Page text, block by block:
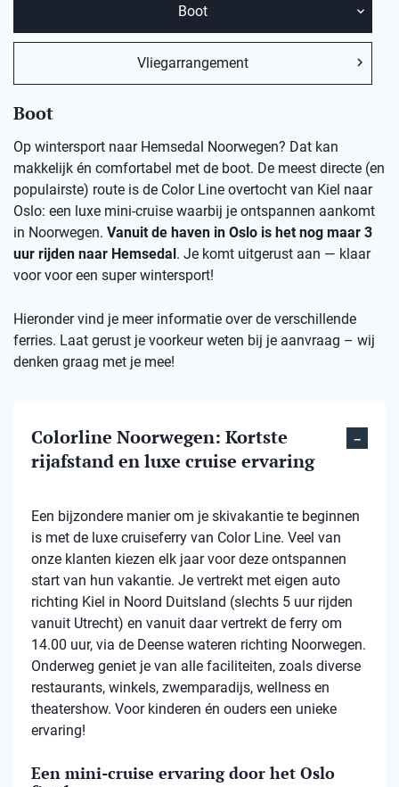
Boot
Vliegarrangement
Boot
Op wintersport naar Hemsedal Noorwegen? Dat kan
makkelijk én comfortabel met de boot. De meest directe (en
populairste) route is de Color Line overtocht van Kiel naar
Oslo: een luxe mini-cruise waarbij je ontspannen aankomt
in Noorwegen. Vanuit de haven in Oslo is het nog maar 3
uur rijden naar Hemsedal. Je komt uitgerust aan — klaar
voor voor een super wintersport!
Hieronder vind je meer informatie over de verschillende
ferries. Laat gerust je voorkeur weten bij je aanvraag – wij
denken graag met je mee!
Colorline Noorwegen: Kortste
rijafstand en luxe cruise ervaring
Een bijzondere manier om je skivakantie te beginnen
is met de luxe cruiseferry van Color Line. Veel van
onze klanten kiezen elk jaar voor deze ontspannen
start van hun vakantie. Je vertrekt met eigen auto
richting Kiel in Noord Duitsland (slechts 5 uur rijden
vanuit Utrecht) en vanuit daar vertrekt de ferry om
14.00 uur, via de Deense wateren richting Noorwegen.
Onderweg geniet je van alle faciliteiten, zoals diverse
restaurants, winkels, zwemparadijs, wellness en
theatershow. Voor kinderen én ouders een unieke
ervaring!
Een mini-cruise ervaring door het Oslo